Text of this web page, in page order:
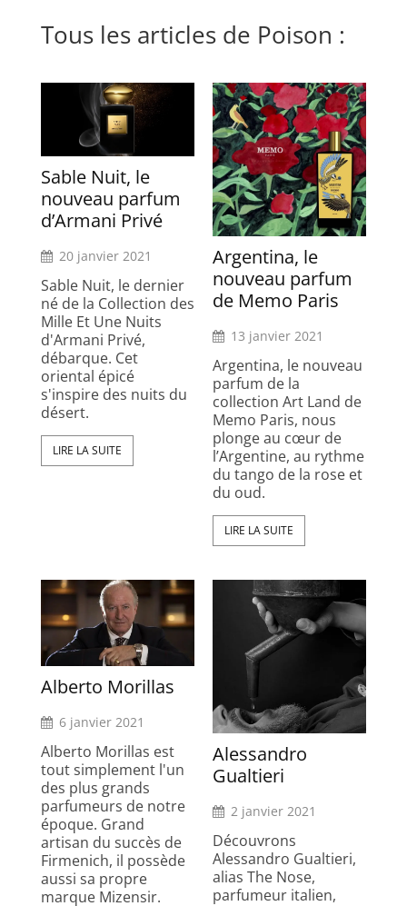
Tous les articles de Poison :
Sable Nuit, le
nouveau parfum
d’Armani Privé
20 janvier 2021
Sable Nuit, le dernier
né de la Collection des
Mille Et Une Nuits
d'Armani Privé,
débarque. Cet
oriental épicé
s'inspire des nuits du
désert.
LIRE LA SUITE
Argentina, le
nouveau parfum
de Memo Paris
13 janvier 2021
Argentina, le nouveau
parfum de la
collection Art Land de
Memo Paris, nous
plonge au cœur de
l’Argentine, au rythme
du tango de la rose et
du oud.
LIRE LA SUITE
Alberto Morillas
6 janvier 2021
Alberto Morillas est
tout simplement l'un
des plus grands
parfumeurs de notre
époque. Grand
artisan du succès de
Firmenich, il possède
aussi sa propre
marque Mizensir.
Alessandro
Gualtieri
2 janvier 2021
Découvrons
Alessandro Gualtieri,
alias The Nose,
parfumeur italien,